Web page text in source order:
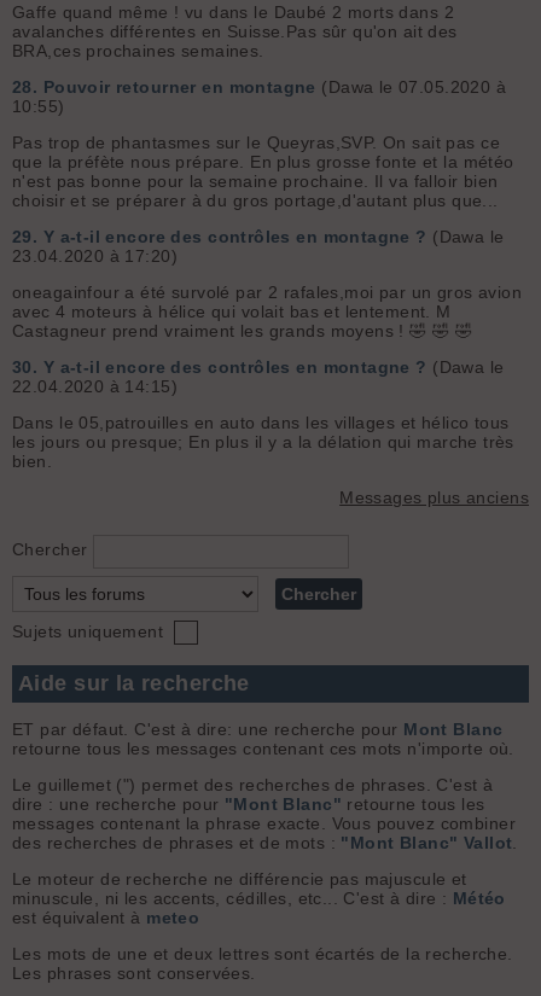
Gaffe quand même ! vu dans le Daubé 2 morts dans 2
avalanches différentes en Suisse.Pas sûr qu'on ait des
BRA,ces prochaines semaines.
28. Pouvoir retourner en montagne (Dawa le 07.05.2020 à
10:55)
Pas trop de phantasmes sur le Queyras,SVP. On sait pas ce
que la préfète nous prépare. En plus grosse fonte et la météo
n'est pas bonne pour la semaine prochaine. Il va falloir bien
choisir et se préparer à du gros portage,d'autant plus que...
29. Y a-t-il encore des contrôles en montagne ? (Dawa le
23.04.2020 à 17:20)
oneagainfour a été survolé par 2 rafales,moi par un gros avion
avec 4 moteurs à hélice qui volait bas et lentement. M
Castagneur prend vraiment les grands moyens ! 🤣 🤣 🤣
30. Y a-t-il encore des contrôles en montagne ? (Dawa le
22.04.2020 à 14:15)
Dans le 05,patrouilles en auto dans les villages et hélico tous
les jours ou presque; En plus il y a la délation qui marche très
bien.
Messages plus anciens
Chercher
Sujets uniquement
Aide sur la recherche
ET par défaut. C'est à dire: une recherche pour Mont Blanc
retourne tous les messages contenant ces mots n'importe où.
Le guillemet (") permet des recherches de phrases. C'est à
dire : une recherche pour "Mont Blanc" retourne tous les
messages contenant la phrase exacte. Vous pouvez combiner
des recherches de phrases et de mots : "Mont Blanc" Vallot
Le moteur de recherche ne différencie pas majuscule et
minuscule, ni les accents, cédilles, etc... C'est à dire : Météo
est équivalent à meteo
Les mots de une et deux lettres sont écartés de la recherche.
Les phrases sont conservées.